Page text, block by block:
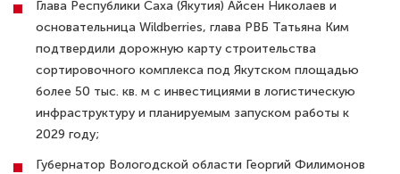
Глава Республики Саха (Якутия) Айсен Николаев и
основательница Wildberries, глава РВБ Татьяна Ким
подтвердили дорожную карту строительства
сортировочного комплекса под Якутском площадью
более 50 тыс. кв. м с инвестициями в логистическую
инфраструктуру и планируемым запуском работы к
2029 году;
Губернатор Вологодской области Георгий Филимонов